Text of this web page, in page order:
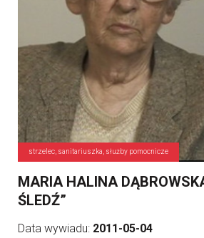
strzelec, sanitariuszka, służby pomocnicze
MARIA HALINA
ŚLEDŹ”
Data wywiadu: 2011-05-04